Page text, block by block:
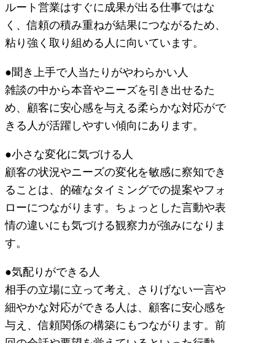
ルート営業はすぐに成果が出る仕事ではな
く、信頼の積み重ねが結果につながるため、
粘り強く取り組める人に向いています。
●聞き上手で人当たりがやわらかい人
雑談の中から本音やニーズを引き出せるた
め、顧客に安心感を与える柔らかな対応がで
きる人が活躍しやすい傾向にあります。
●小さな変化に気づける人
顧客の状況やニーズの変化を敏感に察知でき
ることは、的確なタイミングでの提案やフォ
ローにつながります。ちょっとした言動や表
情の違いにも気づける観察力が強みになりま
す。
●気配りができる人
相手の立場に立って考え、さりげない一言や
細やかな対応ができる人は、顧客に安心感を
与え、信頼関係の構築にもつながります。前